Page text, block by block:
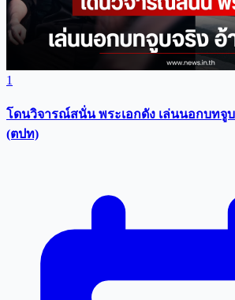
1
โดนวิจารณ์สนั่น พระเอกดัง เล่นนอกบทจู
(ตปท)